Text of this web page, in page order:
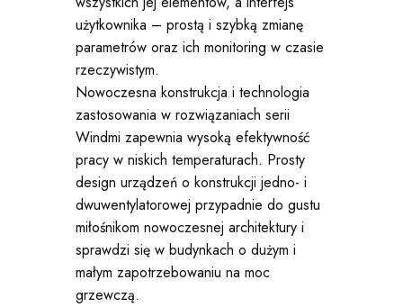
użytkownika – prostą i szybką zmianę
parametrów oraz ich monitoring w czasie
rzeczywistym.
Nowoczesna konstrukcja i technologia
zastosowania w rozwiązaniach serii
Windmi zapewnia wysoką efektywność
pracy w niskich temperaturach. Prosty
design urządzeń o konstrukcji jedno- i
dwuwentylatorowej przypadnie do gustu
miłośnikom nowoczesnej architektury i
sprawdzi się w budynkach o dużym i
małym zapotrzebowaniu na moc
grzewczą.